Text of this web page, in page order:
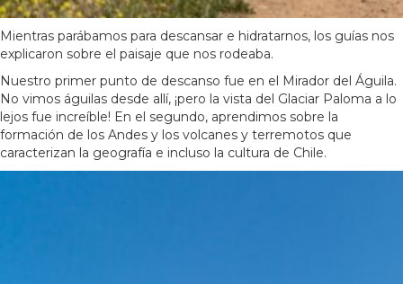
Mientras parábamos para descansar e hidratarnos, los guías nos
explicaron sobre el paisaje que nos rodeaba.
Nuestro primer punto de descanso fue en el Mirador del Águila.
No vimos águilas desde allí, ¡pero la vista del Glaciar Paloma a lo
lejos fue increíble! En el segundo, aprendimos sobre la
formación de los Andes y los volcanes y terremotos que
caracterizan la geografía e incluso la cultura de Chile.